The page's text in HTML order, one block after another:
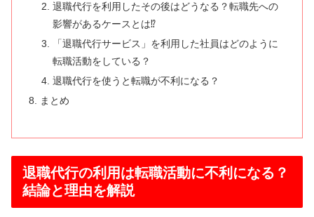
退職代行を利用したその後はどうなる？転職先への
影響があるケースとは⁉
「退職代行サービス」を利用した社員はどのように
転職活動をしている？
退職代行を使うと転職が不利になる？
まとめ
退職代行の利用は転職活動に不利になる？
結論と理由を解説